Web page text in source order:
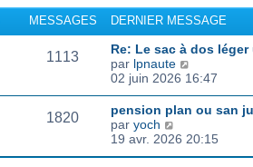
r
m
e
s
s
a
g
e
r
n
e
r
m
e
s
a
g
u
t
e
r
l
e
d
e
r
n
MESSAGES DERNIER MESSAGE
1113
Re: Le sac à dos
par lpnaute
o
s
l
02 juin 2026 16:47
1820
pension plan ou san
par yoch
o
19 avr. 2026 20:15